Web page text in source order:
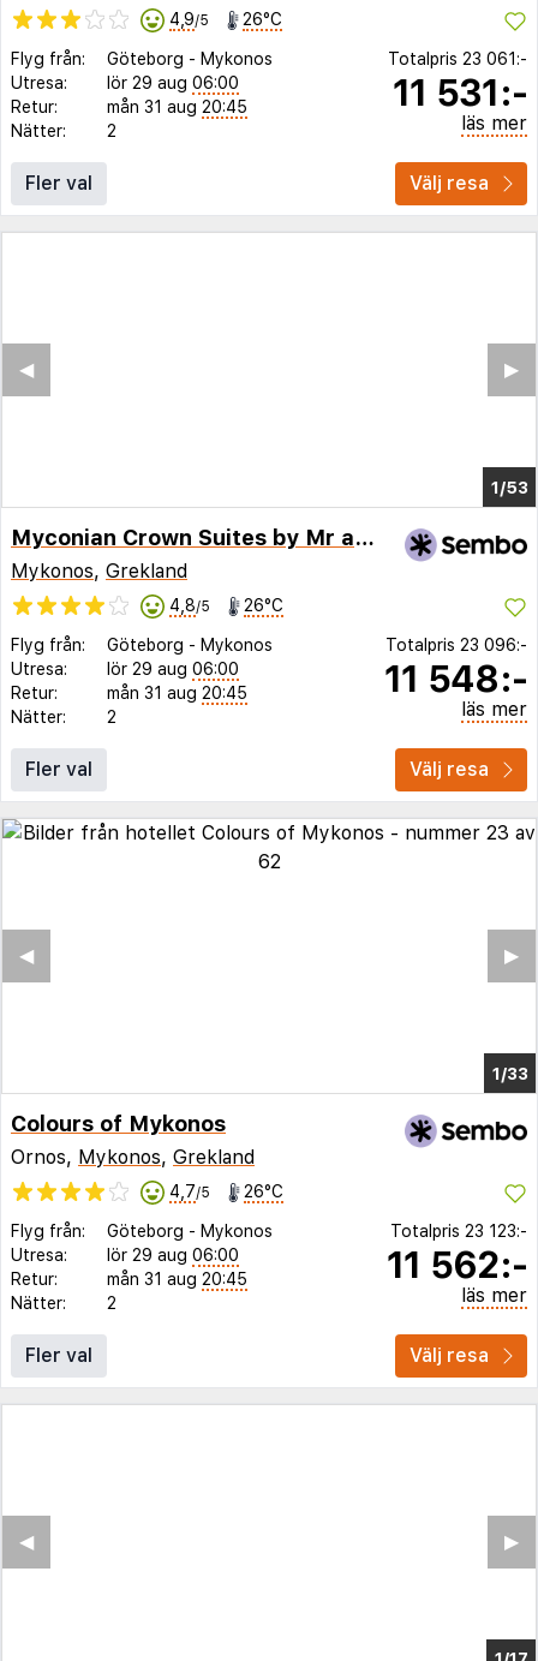
4,9/5 26°C
Flyg från: Göteborg - Mykonos
Utresa:
lör 29 aug 06:00
Retur:
mån 31 aug 20:45
Nätter:
2
Totalpris 23 061:-
11 531:-
läs mer
Fler val Välj resa
1/48
▶︎
◀︎
Myconian Crown Suites by Mr and Mrs White
Mykonos, Grekland
4,8/5 26°C
Flyg från: Göteborg - Mykonos
Utresa:
lör 29 aug 06:00
Retur:
mån 31 aug 20:45
Nätter:
2
Totalpris 23 096:-
11 548:-
läs mer
Fler val Välj resa
1/28
▶︎
◀︎
Colours of Mykonos
Ornos, Mykonos, Grekland
4,7/5 26°C
Flyg från: Göteborg - Mykonos
Utresa:
lör 29 aug 06:00
Retur:
mån 31 aug 20:45
Nätter:
2
Totalpris 23 123:-
11 562:-
läs mer
Fler val Välj resa
▶︎
◀︎